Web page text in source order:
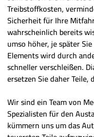
Treibstoffkosten,
Sicherheit für Ihre
wahrscheinlich bereits
umso höher, je später
Elements wird durch
schneller verschleißen.
ersetzen Sie daher
Wir sind ein Team von
Spezialisten für den
kümmern uns um das